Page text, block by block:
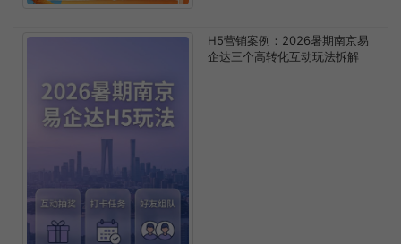
H5营销案例：2026暑期南京易
企达三个高转化互动玩法拆解